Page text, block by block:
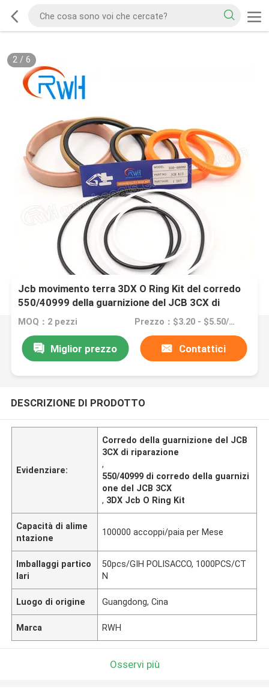
2/ 6
Jcb movimento terra 3DX O Ring Kit del corredo
550/40999 della guarnizione del JCB 3CX di
riparazione
MOQ：2 pezzi Prezzo：$3.20 - $5.50/Pieces
Miglior prezzo Contattici
DESCRIZIONE DI PRODOTTO
Evidenziare:
Corredo della guarnizione del JCB
3CX di riparazione
,
550/40999 di corredo della guarnizi
one del JCB 3CX
, 3DX Jcb O Ring Kit
Capacità di alime
ntazione
100000 accoppi/paia per Mese
Imballaggi partico
lari
50pcs/GIH POLISACCO, 1000PCS/CT
N
Luogo di origine Guangdong, Cina
Marca RWH
Osservi più